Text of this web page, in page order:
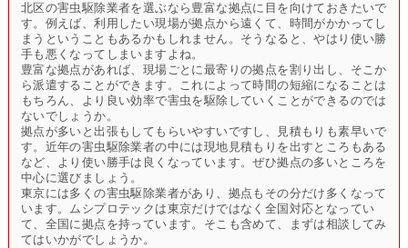
北区の害虫駆除業者を選ぶなら豊富な拠点に目を向けておきたいで
す。例えば、利用したい現場が拠点から遠くて、時間がかかってし
まうということもあるかもしれません。そうなると、やはり使い勝
手も悪くなってしまいますよね。
豊富な拠点があれば、現場ごとに最寄りの拠点を割り出し、そこか
ら派遣することができます。これによって時間の短縮になることは
もちろん、より良い効率で害虫を駆除していくことができるのでは
ないでしょうか。
拠点が多いと出張もしてもらいやすいですし、見積もりも素早いで
す。近年の害虫駆除業者の中には現地見積もりを出すところもある
など、より使い勝手は良くなっています。ぜひ拠点の多いところを
中心に選びましょう。
東京には多くの害虫駆除業者があり、拠点もその分だけ多くなって
います。ムシプロテックは東京だけではなく全国対応となってい
て、全国に拠点を持っています。そこも含めて、まずは相談してみ
てはいかがでしょうか。